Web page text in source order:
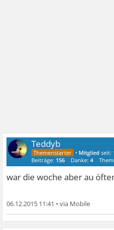
Teddyb
• Mitglied seit:
Beiträge: 156 Danke:4
war die woche aber au
06.12.2015 11:41 •